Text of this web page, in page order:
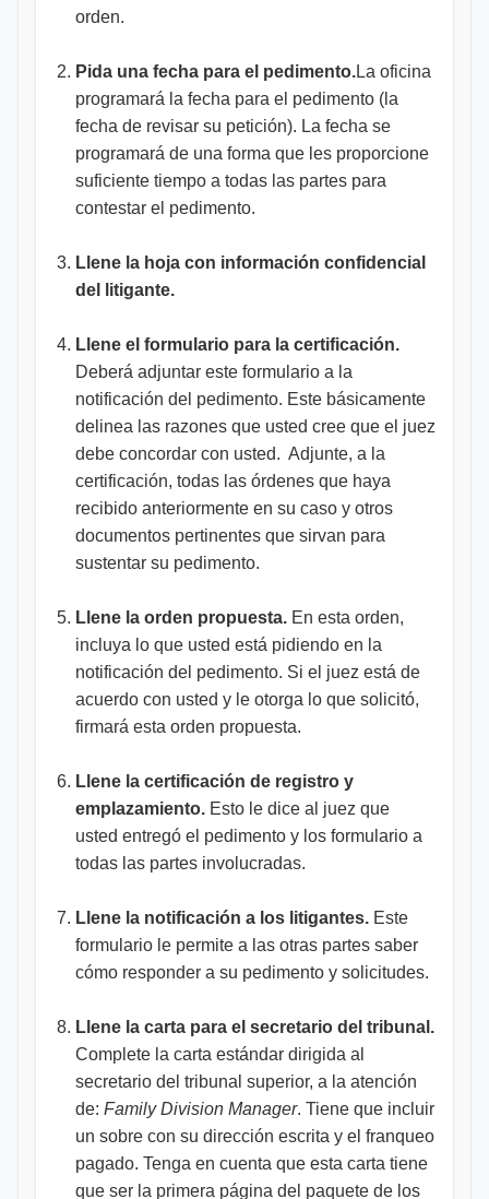
orden.
Pida una fecha para el pedimento.La oficina
programará la fecha para el pedimento (la
fecha de revisar su petición). La fecha se
programará de una forma que les proporcione
suficiente tiempo a todas las partes para
contestar el pedimento.
Llene la hoja con información confidencial
del litigante.
Llene el formulario para la certificación.
Deberá adjuntar este formulario a la
notificación del pedimento. Este básicamente
delinea las razones que usted cree que el juez
debe concordar con usted. Adjunte, a la
certificación, todas las órdenes que haya
recibido anteriormente en su caso y otros
documentos pertinentes que sirvan para
sustentar su pedimento.
Llene la orden propuesta. En esta orden,
incluya lo que usted está pidiendo en la
notificación del pedimento. Si el juez está de
acuerdo con usted y le otorga lo que solicitó,
firmará esta orden propuesta.
Llene la certificación de registro y
emplazamiento. Esto le dice al juez que
usted entregó el pedimento y los formulario a
todas las partes involucradas.
Llene la notificación a los litigantes. Este
formulario le permite a las otras partes saber
cómo responder a su pedimento y solicitudes.
Llene la carta para el secretario del tribunal.
Complete la carta estándar dirigida al
secretario del tribunal superior, a la atención
de: Family Division Manager. Tiene que incluir
un sobre con su dirección escrita y el franqueo
pagado. Tenga en cuenta que esta carta tiene
que ser la primera página del paquete de los